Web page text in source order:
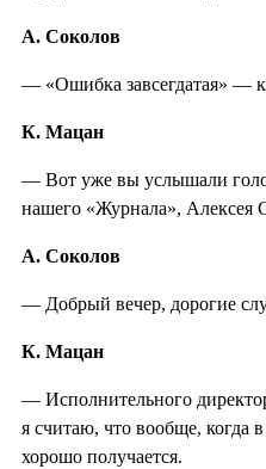
А. Соколов
— «Ошибка завсегдатая» —
К. Мацан
— Вот уже вы услышали голос
нашего «Журнала», Алексея
А. Соколов
— Добрый вечер, дорогие
К. Мацан
— Исполнительного
я считаю, что вообще, когда
хорошо получается.